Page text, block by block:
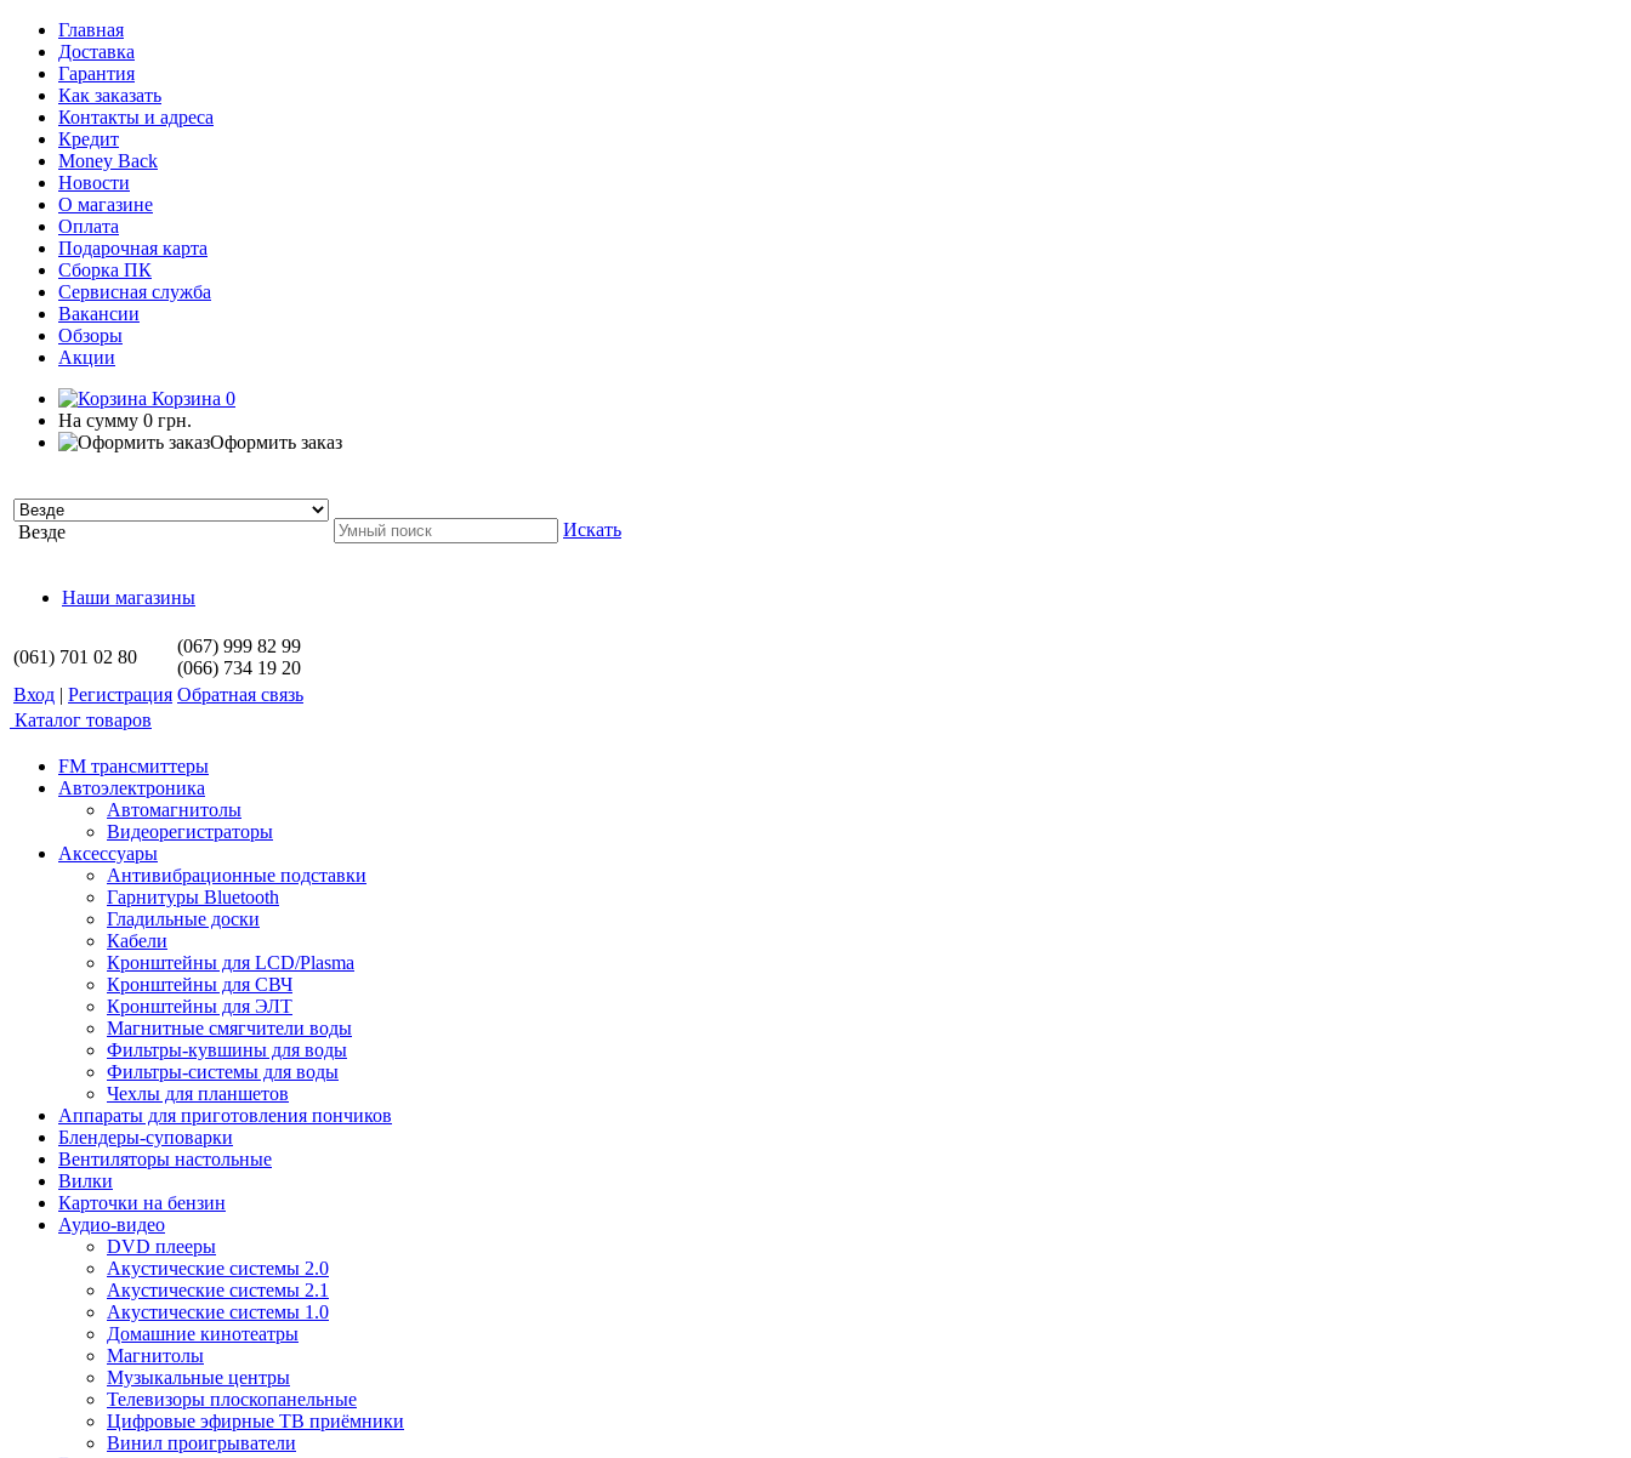
Главная
Доставка
Гарантия
Как заказать
Контакты и адреса
Кредит
Money Back
Новости
О магазине
Оплата
Подарочная карта
Сборка ПК
Сервисная служба
Вакансии
Обзоры
Акции
Корзина 0
На сумму 0 грн.
Оформить заказ
Везде Искать
Наши магазины
(061) 701 02 80
(067) 999 82 99
(066) 734 19 20
Вход | Регистрация Обратная связь
Каталог товаров
FM трансмиттеры
Автоэлектроника
Автомагнитолы
Видеорегистраторы
Аксессуары
Антивибрационные подставки
Гарнитуры Bluetooth
Гладильные доски
Кабели
Кронштейны для LCD/Plasma
Кронштейны для СВЧ
Кронштейны для ЭЛТ
Магнитные смягчители воды
Фильтры-кувшины для воды
Фильтры-системы для воды
Чехлы для планшетов
Аппараты для приготовления пончиков
Блендеры-суповарки
Вентиляторы настольные
Вилки
Карточки на бензин
Аудио-видео
DVD плееры
Акустические системы 2.0
Акустические системы 2.1
Акустические системы 1.0
Домашние кинотеатры
Магнитолы
Музыкальные центры
Телевизоры плоскопанельные
Цифровые эфирные ТВ приёмники
Винил проигрыватели